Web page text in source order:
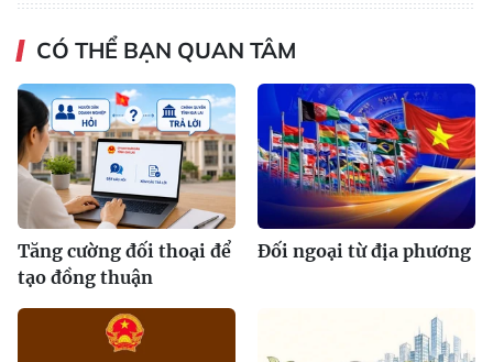
CÓ THỂ BẠN QUAN TÂM
Tăng cường đối thoại để
tạo đồng thuận
Đối ngoại từ địa phương